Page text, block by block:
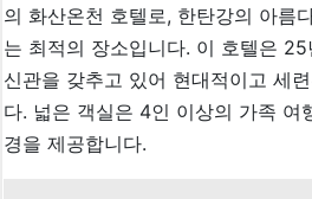
의 화산온천 호텔로, 한탄강의 아름
는 최적의 장소입니다. 이 호텔은
신관을 갖추고 있어 현대적이고 세
다. 넓은 객실은 4인 이상의 가족 여
경을 제공합니다.